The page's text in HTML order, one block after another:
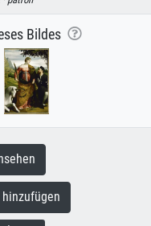
Bildes